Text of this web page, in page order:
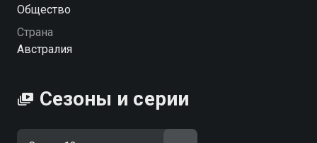
Общество
Страна
Австралия
Сезоны и серии